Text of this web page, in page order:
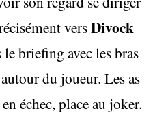
versDivock
le briefing avec les bras
du joueur. Les as
échec, place au joker.